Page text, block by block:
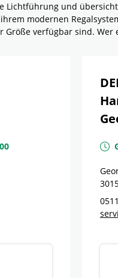
Lichtführung und
modernen
Größe verfügbar sind.